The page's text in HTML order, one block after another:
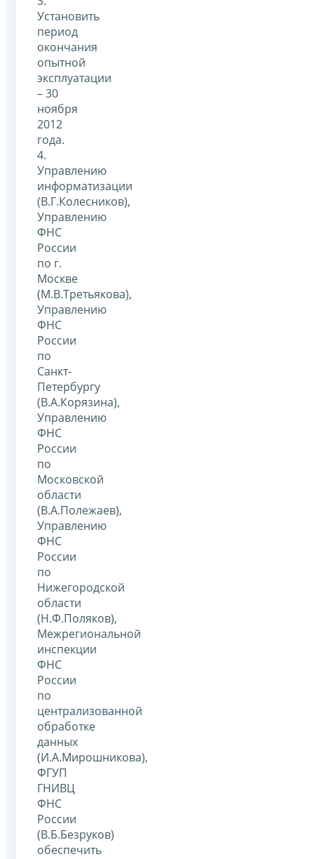
Установить
период
окончания
опытной
эксплуатации
– 30
ноября
2012
года.
4.
Управлению
информатизации
(В.Г.Колесников),
Управлению
ФНС
России
по г.
Москве
(М.В.Третьякова),
Управлению
ФНС
России
по
Санкт-
Петербургу
(В.А.Корязина),
Управлению
ФНС
России
по
Московской
области
(В.А.Полежаев),
Управлению
ФНС
России
по
Нижегородской
области
(Н.Ф.Поляков),
Межрегиональной
инспекции
ФНС
России
по
централизованной
обработке
данных
(И.А.Мирошникова),
ФГУП
ГНИВЦ
ФНС
России
(В.Б.Безруков)
обеспечить